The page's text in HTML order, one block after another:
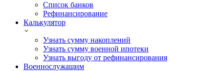
Список банков
Рефинансирование
Калькулятор
Узнать сумму накоплений
Узнать сумму военной ипотеки
Узнать выгоду от рефинансирования
Военнослужащим